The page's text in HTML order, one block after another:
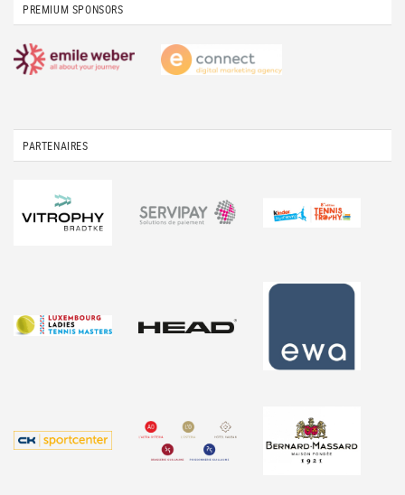
PREMIUM SPONSORS
PARTENAIRES